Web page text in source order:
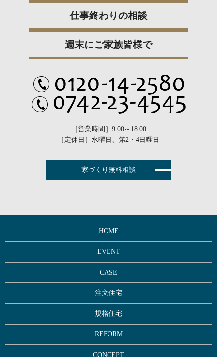
仕事終わりの相談
週末にご家族皆様で
［営業時間］9:00～18:00
［定休日］水曜日、第2・4日曜日
家づくり無料相談
HOME
EVENT
CASE
注文住宅
規格住宅
REFORM
CONCEPT